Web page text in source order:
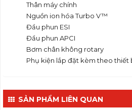
Thân máy chính
Nguồn ion hóa Turbo V™
Đầu phun ESI
Đầu phun APCI
Bơm chân không rotary
Phụ kiện lắp đặt kèm theo thiết
SẢN PHẨM LIÊN QUAN